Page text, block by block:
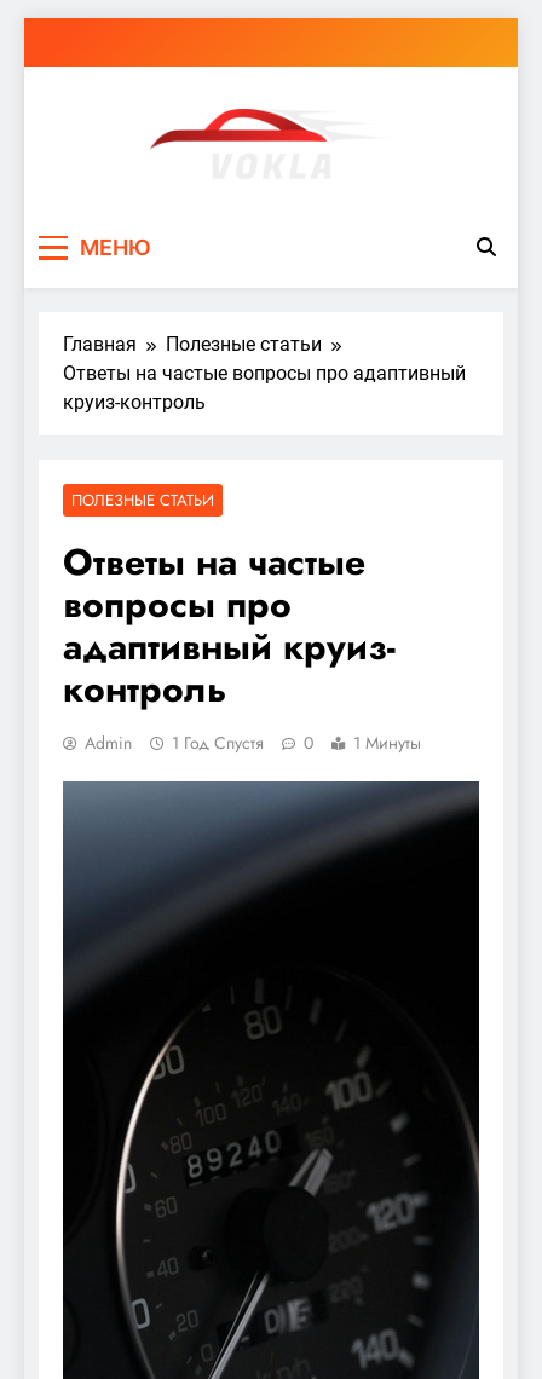
МЕНЮ
Главная
Полезные статьи
Ответы на частые вопросы про адаптивный
круиз-контроль
ПОЛЕЗНЫЕ СТАТЬИ
Ответы на частые
вопросы про
адаптивный круиз-
контроль
Admin 1 Год Спустя 0 1 Минуты